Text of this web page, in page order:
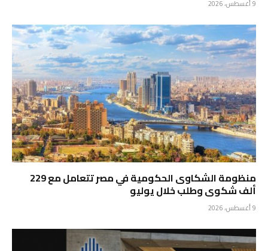
9 أغسطس، 2026
منظومة الشكاوى الحكومية في مصر تتعامل مع 229
ألف شكوى وطلب خلال يوليو
9 أغسطس، 2026